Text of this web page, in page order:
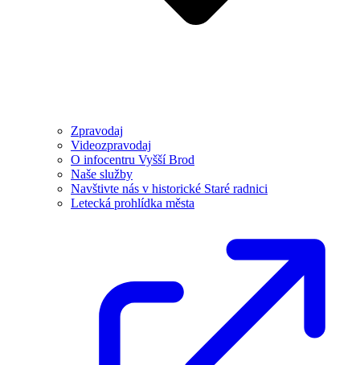
Zpravodaj
Videozpravodaj
O infocentru Vyšší Brod
Naše služby
Navštivte nás v historické Staré radnici
Letecká prohlídka města